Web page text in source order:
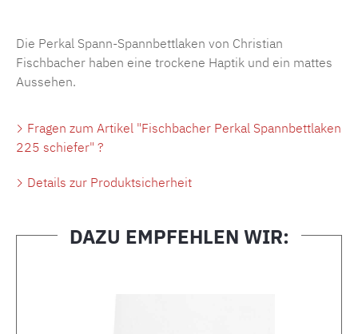
Die Perkal Spann-Spannbettlaken von Christian
Fischbacher haben eine trockene Haptik und ein mattes
Aussehen.
Fragen zum Artikel "Fischbacher Perkal Spannbettlaken
225 schiefer" ?
Details zur Produktsicherheit
DAZU EMPFEHLEN WIR: